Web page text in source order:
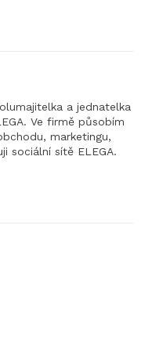
a jednatelka
Ve firmě působím
marketingu,
sociální sítě ELEGA.